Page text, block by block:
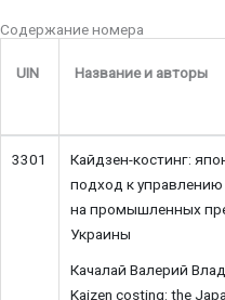
Содержание номера
UIN Название и авторы
3301
Кайдзен-костинг:
подход к управлению
на промышленных
Украины
Качалай Валерий
Kaizen costing: the